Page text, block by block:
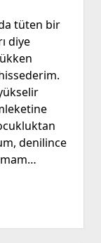
tüten bir
diye
denilince